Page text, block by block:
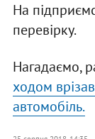
На
перевірку.
Нагадаємо,
ходом
автомобіль.